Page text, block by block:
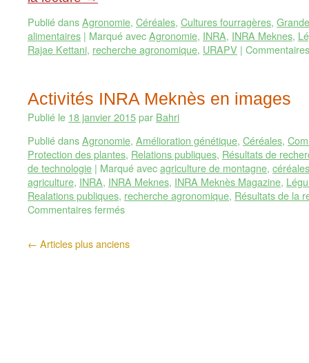
Publié dansAgronomie, Céréales, Cultures fourragères,
alimentaires | Marqué avecAgronomie, INRA, INRA Meknes,
Rajae Kettani, recherche agronomique, URAPV |
Activités INRA Meknès en images
Publié le 18 janvier 2015par Bahri
Publié dansAgronomie, Amélioration génétique, Céréales,
Protection des plantes, Relations publiques, Résultats de
de technologie | Marqué avecagriculture de montagne, céréales
agriculture, INRA, INRA Meknes, INRA Meknès Magazine,
Realations publiques, recherche agronomique, Résultats de la
Commentaires fermés
← Articles plus anciens